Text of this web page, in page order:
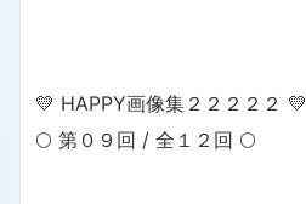
💛 HAPPY画像集２２２２２ 💛
🌕 第０９回 / 全１２回 🌕